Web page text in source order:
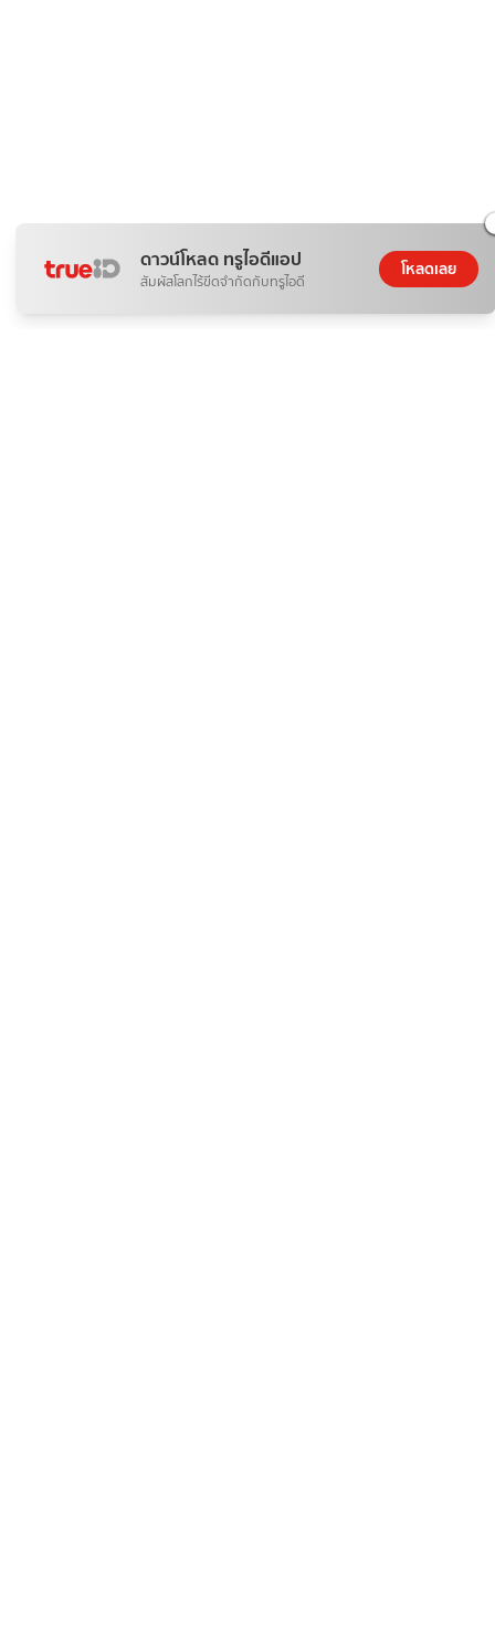
ดาวน์โหลด ทรูไอดีแอป
สัมผัสโลกไร้ขีดจำกัดกับทรูไอดี
โหลดเลย